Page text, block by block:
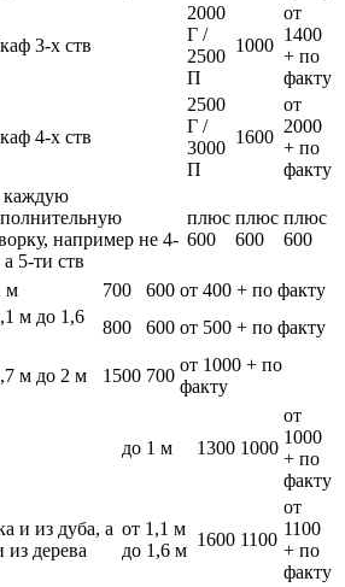
3-х ств
2000
Г /
2500
П
1000
от
1400
+ по
факту
4-х ств
2500
Г /
3000
П
1600
от
2000
+ по
факту
каждую
например не 4-
а 5-ти ств
плюс
600
плюс
600
плюс
600
м 700 600 от 400 + по факту
м до 1,6
800 600 от 500 + по факту
м до 2 м 1500 700
от 1000 + по
факту
и из дуба, а
из дерева
до 1 м 1300 1000
от
1000
+ по
факту
от 1,1 м
до 1,6 м
1600 1100
от
1100
+ по
факту